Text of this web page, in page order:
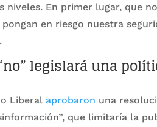
En primer lugar, que
en riesgo nuestra
legislará una
Liberal aprobaron una
que limitaría la